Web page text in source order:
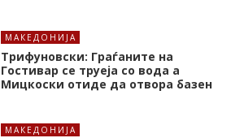
МАКЕДОНИЈА
Трифуновски: Граѓаните на
Гостивар се труеја со вода а
Мицкоски отиде да отвора базен
МАКЕДОНИЈА